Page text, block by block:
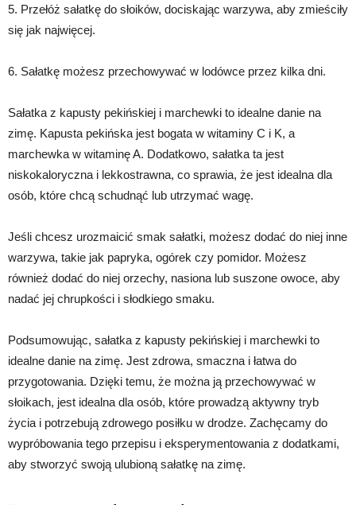
5. Przełóż sałatkę do słoików, dociskając warzywa, aby zmieściły
się jak najwięcej.
6. Sałatkę możesz przechowywać w lodówce przez kilka dni.
Sałatka z kapusty pekińskiej i marchewki to idealne danie na
zimę. Kapusta pekińska jest bogata w witaminy C i K, a
marchewka w witaminę A. Dodatkowo, sałatka ta jest
niskokaloryczna i lekkostrawna, co sprawia, że jest idealna dla
osób, które chcą schudnąć lub utrzymać wagę.
Jeśli chcesz urozmaicić smak sałatki, możesz dodać do niej inne
warzywa, takie jak papryka, ogórek czy pomidor. Możesz
również dodać do niej orzechy, nasiona lub suszone owoce, aby
nadać jej chrupkości i słodkiego smaku.
Podsumowując, sałatka z kapusty pekińskiej i marchewki to
idealne danie na zimę. Jest zdrowa, smaczna i łatwa do
przygotowania. Dzięki temu, że można ją przechowywać w
słoikach, jest idealna dla osób, które prowadzą aktywny tryb
życia i potrzebują zdrowego posiłku w drodze. Zachęcamy do
wypróbowania tego przepisu i eksperymentowania z dodatkami,
aby stworzyć swoją ulubioną sałatkę na zimę.